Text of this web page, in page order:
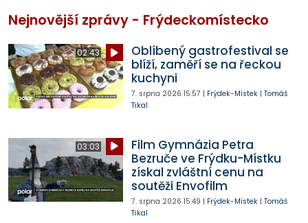
Nejnovější zprávy - Frýdeckomístecko
02:43
Oblíbený gastrofestival se
blíží, zaměří se na řeckou
kuchyni
7. srpna 2026 15:57 | Frýdek-Místek| Tomáš
Tikal
03:03
Film Gymnázia Petra
Bezruče ve Frýdku-Místku
získal zvláštní cenu na
soutěži Envofilm
7. srpna 2026 15:49 | Frýdek-Místek| Tomáš
Tikal